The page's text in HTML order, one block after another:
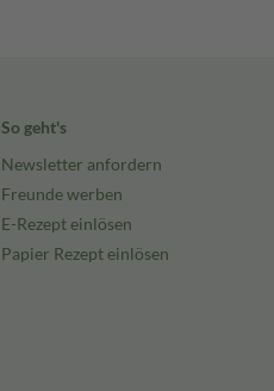
So geht's
Newsletter anfordern
Freunde werben
E-Rezept einlösen
Papier Rezept einlösen